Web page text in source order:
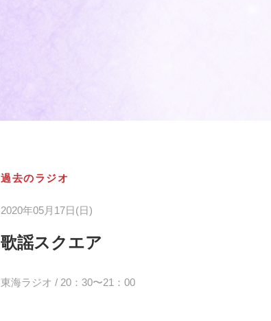
過去のラジオ
2020年05月17日(日)
歌謡スクエア
東海ラジオ / 20：30〜21：00